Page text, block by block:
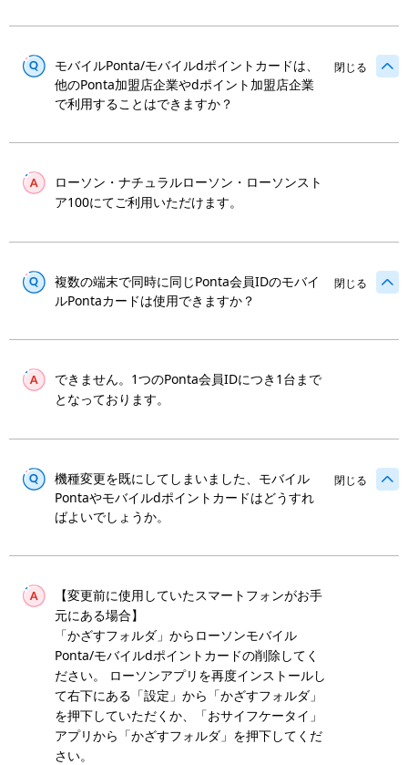
モバイルPonta/モバイルdポイントカードは、
他のPonta加盟店企業やdポイント加盟店企業
で利用することはできますか？
閉じる
ローソン・ナチュラルローソン・ローソンスト
ア100にてご利用いただけます。
複数の端末で同時に同じPonta会員IDのモバイ
ルPontaカードは使用できますか？
閉じる
できません。1つのPonta会員IDにつき1台まで
となっております。
機種変更を既にしてしまいました、モバイル
Pontaやモバイルdポイントカードはどうすれ
ばよいでしょうか。
閉じる
【変更前に使用していたスマートフォンがお手
元にある場合】
「かざすフォルダ」からローソンモバイル
Ponta/モバイルdポイントカードの削除してく
ださい。 ローソンアプリを再度インストールし
て右下にある「設定」から「かざすフォルダ」
を押下していただくか、「おサイフケータイ」
アプリから「かざすフォルダ」を押下してくだ
さい。